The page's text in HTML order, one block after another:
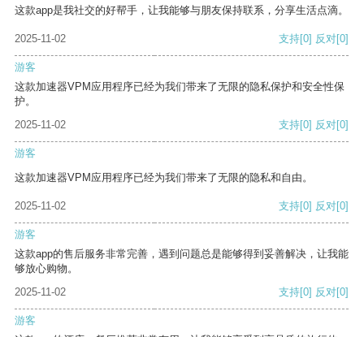
这款app是我社交的好帮手，让我能够与朋友保持联系，分享生活点滴。
2025-11-02 支持[0] 反对[0]
游客
这款加速器VPM应用程序已经为我们带来了无限的隐私保护和安全性保
护。
2025-11-02
支持[0] 反对[0]
游客
这款加速器VPM应用程序已经为我们带来了无限的隐私和自由。
2025-11-02 支持[0] 反对[0]
游客
这款app的售后服务非常完善，遇到问题总是能够得到妥善解决，让我能
够放心购物。
2025-11-02
支持[0] 反对[0]
游客